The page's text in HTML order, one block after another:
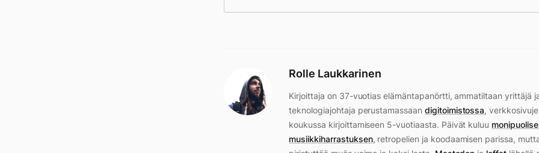
Rolle Laukkarinen
Kirjoittaja on 37-vuotias elämäntapanörtti, ammatiltaan yrittäjä
teknologiajohtaja perustamassaan digitoimistossa,
koukussa kirjoittamiseen 5-vuotiaasta. Päivät kuluu
musiikkiharrastuksen, retropelien ja koodaamisen parissa,